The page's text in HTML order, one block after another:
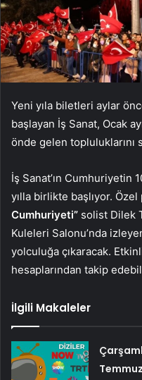
Yeni yıla biletleri aylar
başlayan İş Sanat, Ocak
önde gelen topluluklarını
İş Sanat’ın Cumhuriyetin
yılla birlikte başlıyor.
Cumhuriyeti” solist Dilek
Kuleleri Salonu’nda
yolculuğa çıkaracak.
hesaplarından takip
İlgili Makaleler